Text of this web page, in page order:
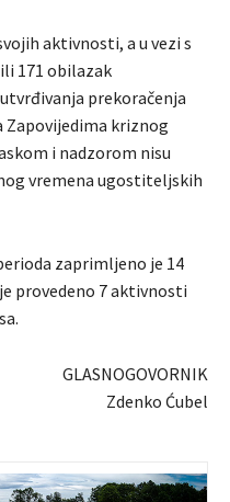
aktivnosti, a u vezi s
171 obilazak
prekoračenja
Zapovijedima kriznog
i nadzorom nisu
vremena ugostiteljskih
zaprimljeno je 14
provedeno 7 aktivnosti
GLASNOGOVORNIK
Zdenko Ćubel